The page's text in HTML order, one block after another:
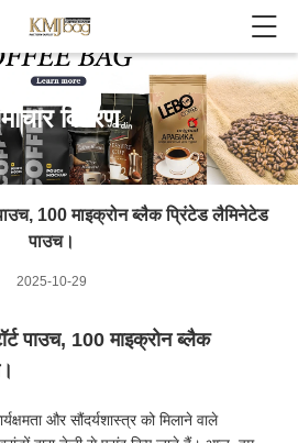
विवरण
100 माइक्रोन ब्लैक प्रिंटेड लैमिनेटेड
पाउच।
2025-10-29
पाउच, 100 माइक्रोन ब्लैक
और सौंदर्यशास्त्र को मिलाने वाले